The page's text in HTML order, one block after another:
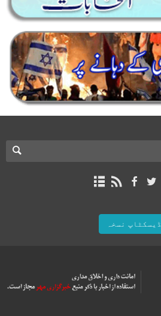
ڈیسکٹاپ نسخہ